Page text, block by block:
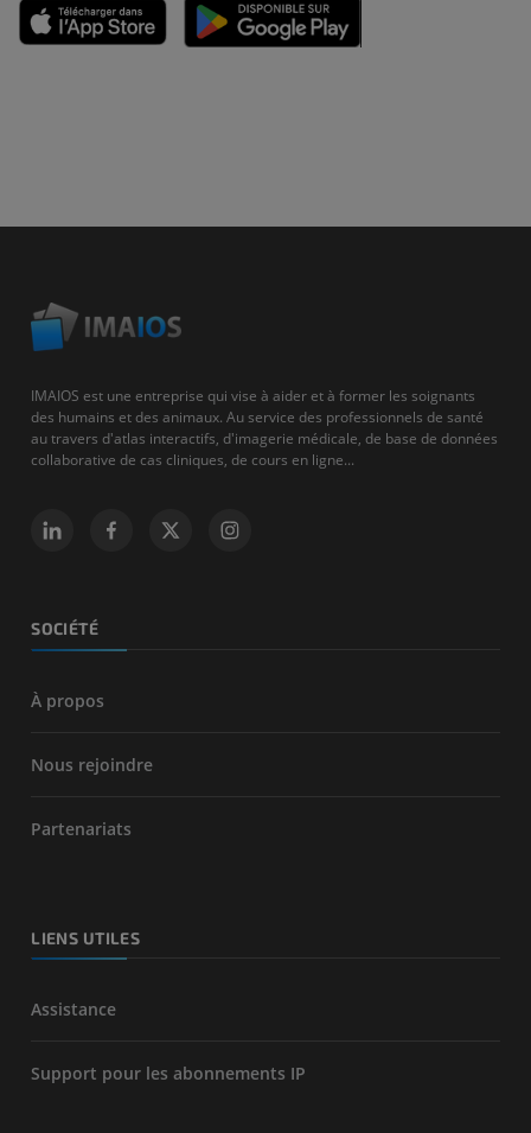
IMAIOS est une entreprise qui vise à aider et à former les soignants
des humains et des animaux. Au service des professionnels de santé
au travers d'atlas interactifs, d'imagerie médicale, de base de données
collaborative de cas cliniques, de cours en ligne...
SOCIÉTÉ
À propos
Nous rejoindre
Partenariats
LIENS UTILES
Assistance
Support pour les abonnements IP